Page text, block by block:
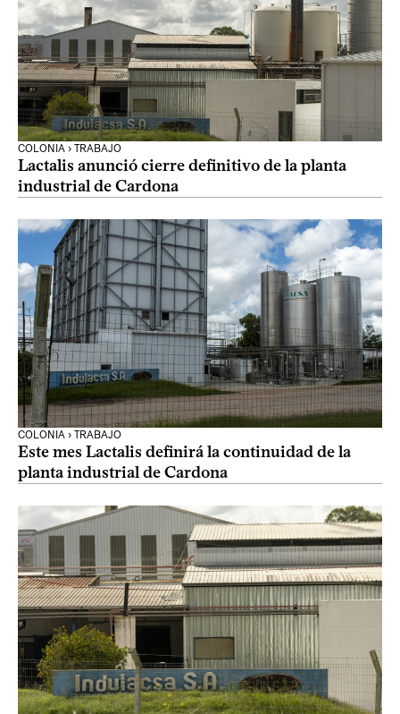
COLONIA › TRABAJO
Lactalis anunció cierre definitivo de la planta
industrial de Cardona
COLONIA › TRABAJO
Este mes Lactalis definirá la continuidad de la
planta industrial de Cardona